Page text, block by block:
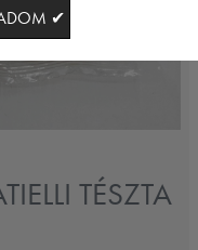
TÉSZTA
✔